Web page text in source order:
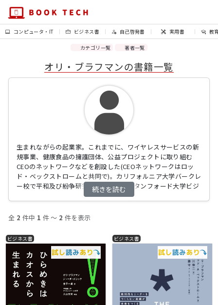
コンピュータ・IT ビジネス書 自己啓発書 実用書 教
カテゴリ一覧 著者一覧
オリ・ブラフマンの書籍一覧
生まれながらの起業家。これまでに、ワイヤレスサービスの新
規事業、健康食品の擁護団体、公益プロジェクトに取り組む
CEOのネットワークなどを創設した(CEOネットワークはロッ
ド・ベックストロームと共同で)。カリフォルニア大学バークレ
ー校で平和及び紛争研究の学士号を、スタンフォード大学ビジ
ネススクールでMBAを取得。サンフランシスコ在住。
続きを読む
全 2 件中 1 件 〜 2 件を表示
ビジネス書 ビジネス書